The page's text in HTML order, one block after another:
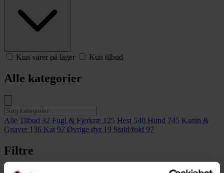
Kun varer på lager Kun tilbud
Alle kategorier
Alle Tilbud 32 Fugl & Fjerkræ 125 Hest 540 Hund 745 Kanin &
Gnaver 136 Kat 97 Øvrige dyr 19 Stald/fold 97
Filtre